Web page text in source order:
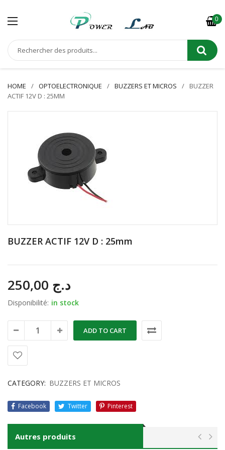
0
HOME OPTOELECTRONIQUE BUZZERS ET MICROS
BUZZER
ACTIF 12V D : 25MM
BUZZER ACTIF 12V D : 25mm
د.ج
Disponibilité: in stock
ADD TO CART
CATEGORY: BUZZERS ET MICROS
Facebook Twitter Pinterest
Autres produits